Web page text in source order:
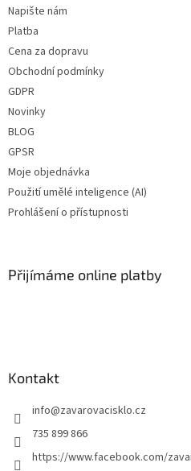
Napište nám
Platba
Cena za dopravu
Obchodní podmínky
GDPR
Novinky
BLOG
GPSR
Moje objednávka
Použití umělé inteligence (AI)
Prohlášení o přístupnosti
Přijímáme online platby
Kontakt
info@zavarovacisklo.cz
735 899 866
https://www.facebook.com/